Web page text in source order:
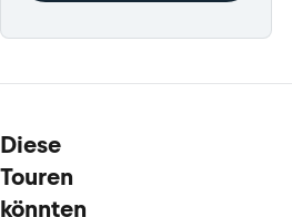
Diese
Touren
könnten